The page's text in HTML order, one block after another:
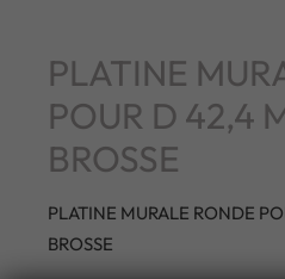
PLATINE
POUR D 42,4
BROSSE
PLATINE MURALE RONDE
BROSSE